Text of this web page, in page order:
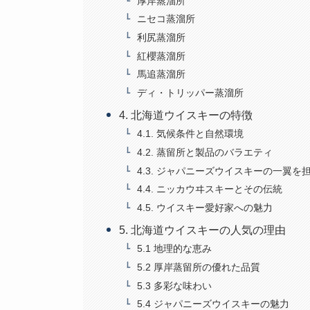
ニセコ蒸溜所
利尻蒸溜所
紅櫻蒸溜所
馬追蒸溜所
ディ・トリッパー蒸溜所
4. 北海道ウイスキーの特徴
4.1. 気候条件と自然環境
4.2. 蒸留所と製品のバラエティ
4.3. ジャパニーズウイスキーの一翼を
4.4. ニッカウヰスキーとその伝統
4.5. ウイスキー愛好家への魅力
5. 北海道ウイスキーの人気の理由
5.1 地理的な恵み
5.2 厚岸蒸留所の優れた品質
5.3 多彩な味わい
5.4 ジャパニーズウイスキーの魅力